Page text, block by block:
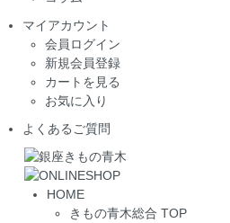
マイアカウント
会員ログイン
新規会員登録
カートを見る
お気に入り
よくあるご質問
HOME
きもの青木総合 TOP